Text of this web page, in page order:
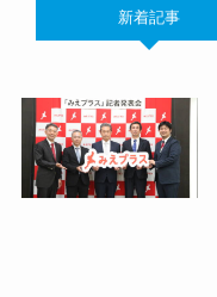
新着記事